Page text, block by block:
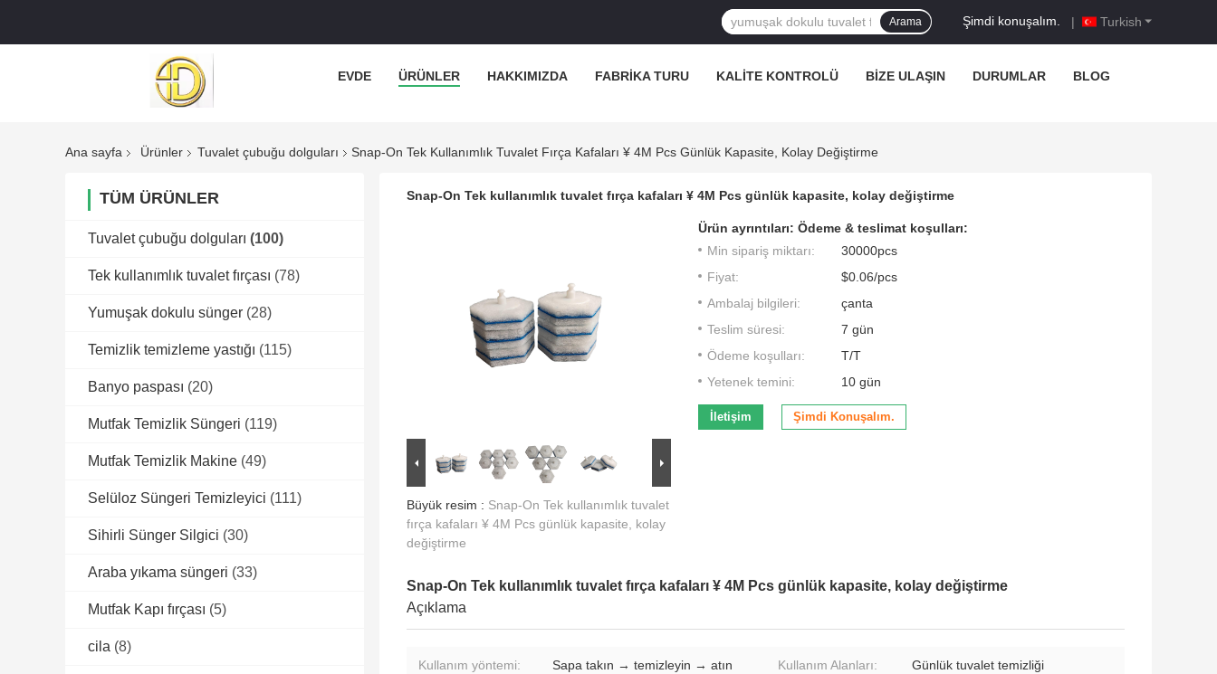
Turkish
Şimdi konuşalım. |
Arama
EVDE ÜRÜNLER HAKKIMIZDA FABRIKA TURU KALITE KONTROLÜ BIZE ULAŞIN DURUMLAR BLOG
Ana sayfa Ürünler Tuvalet çubuğu dolguları Snap-On Tek Kullanımlık Tuvalet Fırça Kafaları ¥ 4M Pcs Günlük Kapasite, Kolay Değiştirme
TÜM ÜRÜNLER
Tuvalet çubuğu dolguları (100)
Tek kullanımlık tuvalet fırçası (78)
Yumuşak dokulu sünger (28)
Temizlik temizleme yastığı (115)
Banyo paspası (20)
Mutfak Temizlik Süngeri (119)
Mutfak Temizlik Makine (49)
Selüloz Süngeri Temizleyici (111)
Sihirli Sünger Silgici (30)
Araba yıkama süngeri (33)
Mutfak Kapı fırçası (5)
cila (8)
Snap-On Tek kullanımlık tuvalet fırça kafaları ¥ 4M Pcs günlük kapasite, kolay değiştirme
Büyük resim : Snap-On Tek kullanımlık tuvalet
fırça kafaları ¥ 4M Pcs günlük kapasite, kolay
değiştirme
Ürün ayrıntıları: Ödeme & teslimat koşulları:
Min sipariş miktarı:
30000pcs
Fiyat:
$0.06/pcs
Ambalaj bilgileri:
çanta
Teslim süresi:
7 gün
Ödeme koşulları:
T/T
Yetenek temini:
10 gün
İletişim Şimdi Konuşalım.
Snap-On Tek kullanımlık tuvalet fırça kafaları ¥ 4M Pcs günlük kapasite, kolay değiştirme
Açıklama
Kullanım yöntemi: Sapa takın → temizleyin → atın Kullanım Alanları: Günlük tuvalet temizliği